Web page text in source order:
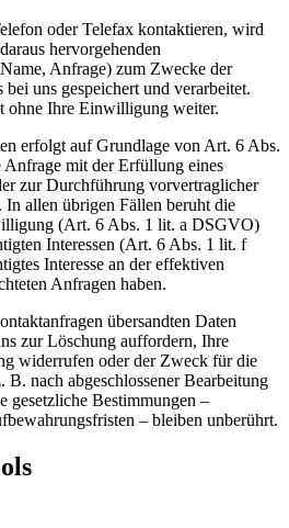
oder Telefax kontaktieren, wird
hervorgehenden
Anfrage) zum Zwecke der
uns gespeichert und verarbeitet.
ohne Ihre Einwilligung weiter.
erfolgt auf Grundlage von Art. 6 Abs.
mit der Erfüllung eines
zur Durchführung vorvertraglicher
allen übrigen Fällen beruht die
(Art. 6 Abs. 1 lit. a DSGVO)
Interessen (Art. 6 Abs. 1 lit. f
Interesse an der effektiven
Anfragen haben.
übersandten Daten
zur Löschung auffordern, Ihre
widerrufen oder der Zweck für die
B. nach abgeschlossener Bearbeitung
gesetzliche Bestimmungen –
– bleiben unberührt.